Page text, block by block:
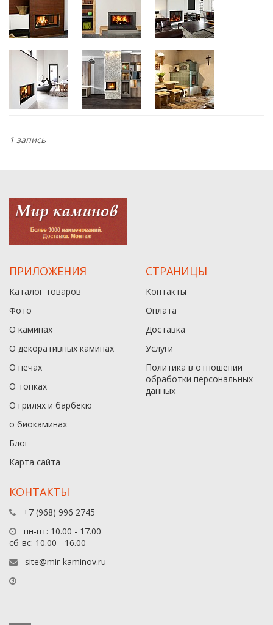
1 запись
ПРИЛОЖЕНИЯ
Каталог товаров
Фото
О каминах
О декоративных каминах
О печах
О топках
О грилях и барбекю
о биокаминах
Блог
Карта сайта
СТРАНИЦЫ
Контакты
Оплата
Доставка
Услуги
Политика в отношении
обработки персональных
данныx
КОНТАКТЫ
+7 (968) 996 2745
пн-пт: 10.00 - 17.00
сб-вс: 10.00 - 16.00
site@mir-kaminov.ru